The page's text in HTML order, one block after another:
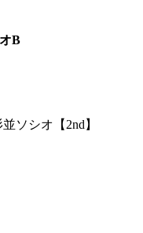
B
ソシオ【2nd】